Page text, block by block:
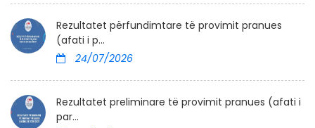
Rezultatet përfundimtare të provimit pranues
(afati i p...
24/07/2026
Rezultatet preliminare të provimit pranues (afati i
par...